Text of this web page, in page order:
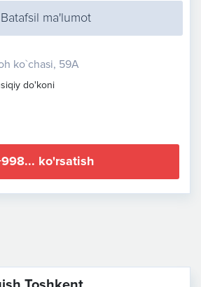
Batafsil ma'lumot
ko`chasi, 59A
do'koni
ko'rsatish